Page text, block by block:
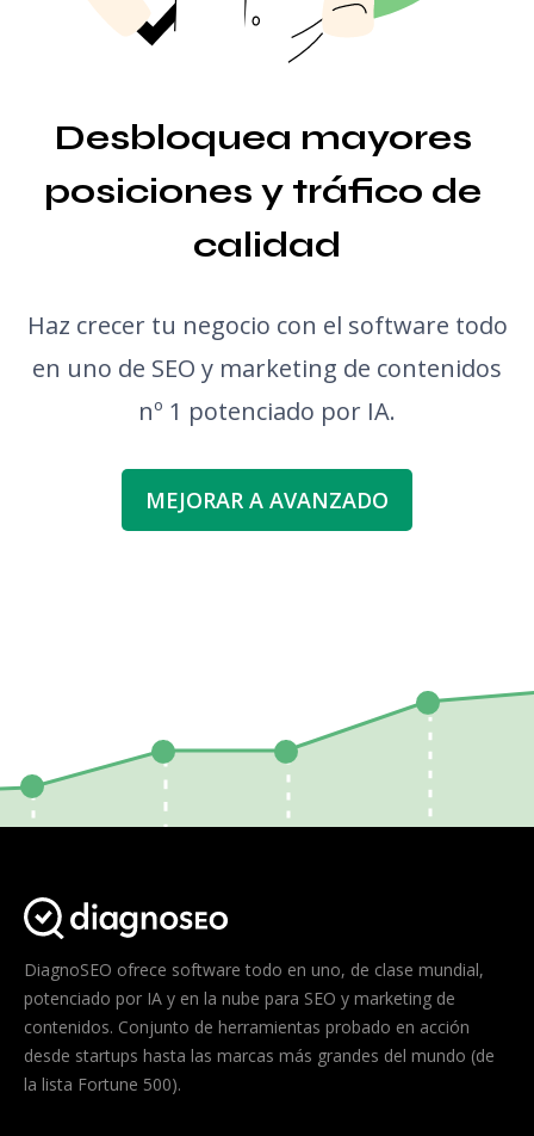
Desbloquea mayores
posiciones y tráfico de
calidad
Haz crecer tu negocio con el software todo
en uno de SEO y marketing de contenidos
nº 1 potenciado por IA.
MEJORAR A AVANZADO
DiagnoSEO ofrece software todo en uno, de clase mundial,
potenciado por IA y en la nube para SEO y marketing de
contenidos. Conjunto de herramientas probado en acción
desde startups hasta las marcas más grandes del mundo (de
la lista Fortune 500).